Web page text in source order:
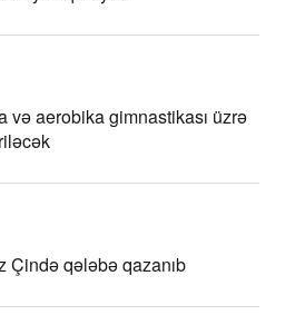
və aerobika gimnastikası üzrə
Çində qələbə qazanıb